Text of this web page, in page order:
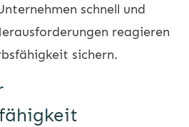
schnell und
reagieren
sichern.